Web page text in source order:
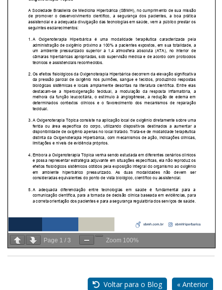
Page 1 / 3 Zoom 100%
Voltar para o Blog « Anterior